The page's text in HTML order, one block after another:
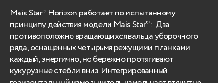
Mais Star* Horizon работает по испытанному
принципу действия модели Mais Star*: Два
противоположно вращающихся вальца уборочного
ряда, оснащенных четырьмя режущими планками
каждый, энергично, но бережно протягивают
кукурузные стебли вниз. Интегрированный